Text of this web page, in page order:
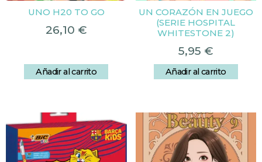
UNO H20 TO GO
26,10 €
Añadir al carrito
UN CORAZÓN EN JUEGO
(SERIE HOSPITAL
WHITESTONE 2)
5,95 €
Añadir al carrito